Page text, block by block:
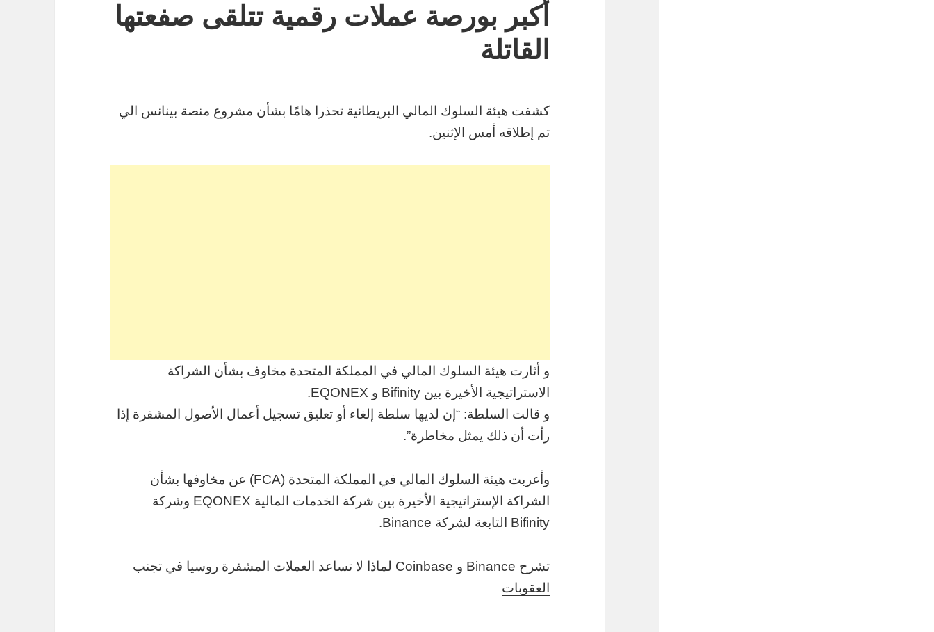
أكبر بورصة عملات رقمية تتلقى صفعتها
القاتلة
كشفت هيئة السلوك المالي البريطانية تحذرا هامًا بشأن مشروع منصة بينانس الي
تم إطلاقه أمس الإثنين.
و أثارت هيئة السلوك المالي في المملكة المتحدة مخاوف بشأن الشراكة
الاستراتيجية الأخيرة بين Bifinity و EQONEX.
و قالت السلطة: “إن لديها سلطة إلغاء أو تعليق تسجيل أعمال الأصول المشفرة إذا
رأت أن ذلك يمثل مخاطرة”.
وأعربت هيئة السلوك المالي في المملكة المتحدة (FCA) عن مخاوفها بشأن
الشراكة الإستراتيجية الأخيرة بين شركة الخدمات المالية EQONEX وشركة
Bifinity التابعة لشركة Binance.
تشرح Binance و Coinbase لماذا لا تساعد العملات المشفرة روسيا في تجنب
العقوبات